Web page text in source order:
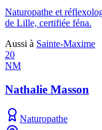
Naturopathe et
de Lille, certifiée féna.
Aussi à Sainte-Maxime
20
NM
Nathalie Masson
Naturopathe